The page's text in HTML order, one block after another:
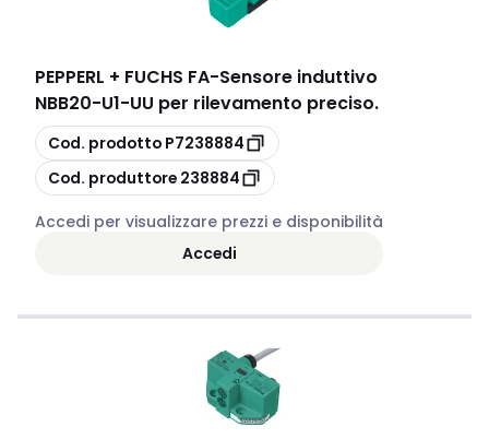
PEPPERL + FUCHS FA-Sensore induttivo
NBB20-U1-UU per rilevamento preciso.
copia
Cod. prodotto P7238884
copia
Cod. produttore 238884
Accedi per visualizzare prezzi e disponibilità
Accedi